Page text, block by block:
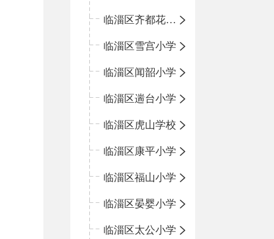
临淄区齐都花园小学
临淄区雪宫小学
临淄区闻韶小学
临淄区遄台小学
临淄区虎山学校
临淄区康平小学
临淄区福山小学
临淄区晏婴小学
临淄区太公小学